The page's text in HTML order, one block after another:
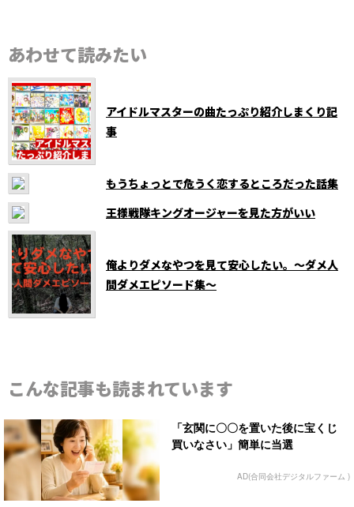
あわせて読みたい
アイドルマスターの曲たっぷり紹介しまくり記
事
もうちょっとで危うく恋するところだった話集
王様戦隊キングオージャーを見た方がいい
俺よりダメなやつを見て安心したい。〜ダメ人
間ダメエピソード集〜
こんな記事も読まれています
「玄関に〇〇を置いた後に宝くじ
買いなさい」簡単に当選
AD(合同会社デジタルファーム )